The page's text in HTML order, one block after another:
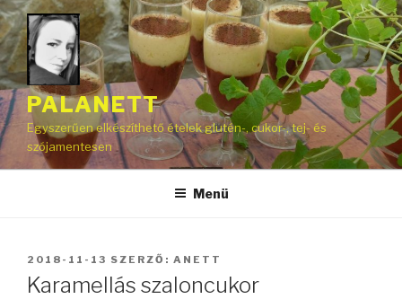
Tartalomhoz
PALANETT
Egyszerűen elkészíthető ételek glutén-, cukor-, tej- és
szójamentesen
Menü
BEKÜLDVE:
2018-11-13 SZERZŐ: ANETT
Karamellás szaloncukor